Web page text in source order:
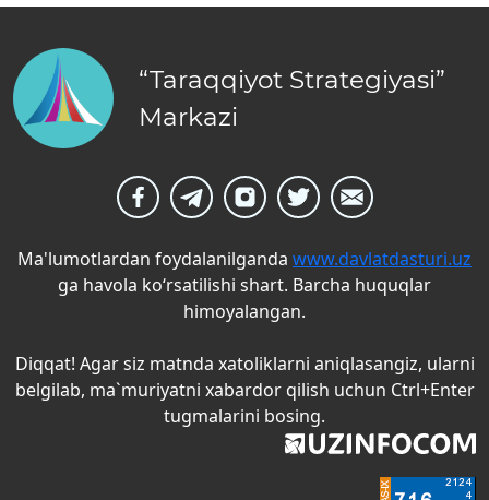
“Taraqqiyot Strategiyasi”
Markazi
Ma'lumotlardan foydalanilganda www.davlatdasturi.uz
ga havola ko‘rsatilishi shart. Barcha huquqlar
himoyalangan.
Diqqat! Agar siz matnda xatoliklarni aniqlasangiz, ularni
belgilab, ma`muriyatni xabardor qilish uchun Ctrl+Enter
tugmalarini bosing.